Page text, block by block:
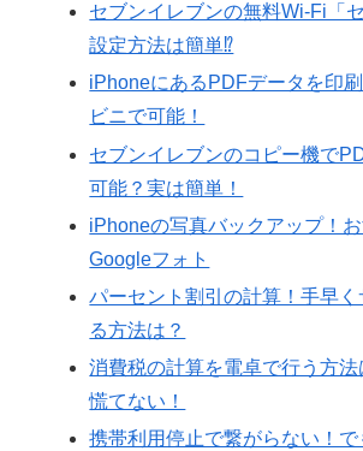
セブンイレブンの無料Wi-Fi「
設定方法は簡単⁉︎
iPhoneにあるPDFデータを印
ビニで可能！
セブンイレブンのコピー機で
可能？実は簡単！
iPhoneの写真バックアップ！
Googleフォト
パーセント割引の計算！手早
る方法は？
消費税の計算を電卓で行う方法
慌てない！
携帯利用停止で繋がらない！